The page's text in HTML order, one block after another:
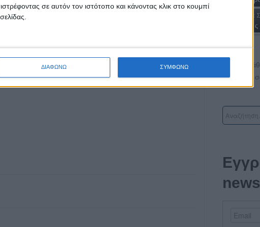
σε αυτόν τον ιστότοπο και κάνοντας κλικ στο κουμπί
ΔΙΑΦΩΝΩ ΣΥΜΦΩΝΩ
Πακέτα
Εταιρίες
Το
Το καλάθι